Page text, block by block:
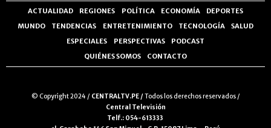
ACTUALIDAD REGIONES POLÍTICA ECONOMÍA
DEPORTES
MUNDO
TENDENCIAS ENTRETENIMIENTO TECNOLOGÍA
SALUD
ESPECIALES
PERSPECTIVAS
PODCAST
QUIÉNES SOMOS
CONTACTO
© Copyright 2024 / CENTRALTV.PE /Todos los derechos reservados /
Central Televisión
Telf.: 054-613333